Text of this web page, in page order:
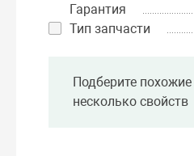
Гарантия
Тип запчасти
Подберите
несколько свойств